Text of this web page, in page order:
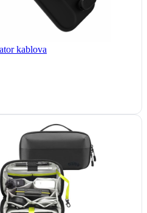
kablova